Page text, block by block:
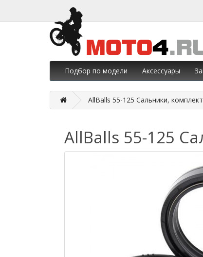
Подбор по модели Аксессуары
AllBalls 55-125 Сальники, комплект
AllBalls 55-125